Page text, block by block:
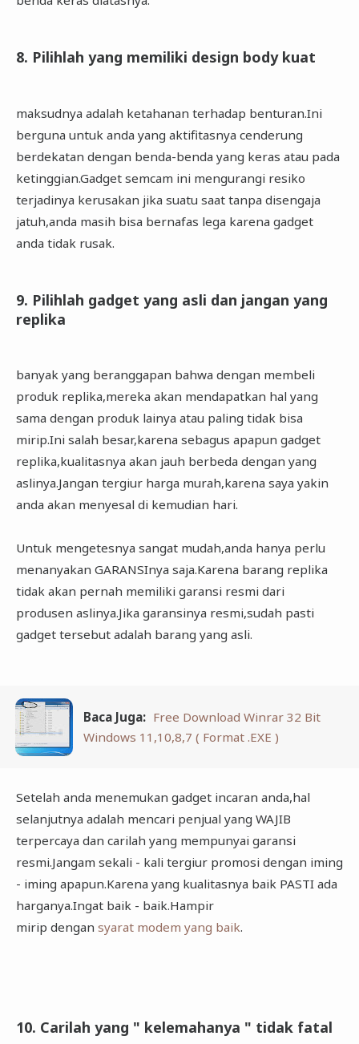
8. Pilihlah yang memiliki design body kuat
maksudnya adalah ketahanan terhadap benturan.Ini
berguna untuk anda yang aktifitasnya cenderung
berdekatan dengan benda-benda yang keras atau pada
ketinggian.Gadget semcam ini mengurangi resiko
terjadinya kerusakan jika suatu saat tanpa disengaja
jatuh,anda masih bisa bernafas lega karena gadget
anda tidak rusak.
9. Pilihlah gadget yang asli dan jangan yang
replika
banyak yang beranggapan bahwa dengan membeli
produk replika,mereka akan mendapatkan hal yang
sama dengan produk lainya atau paling tidak bisa
mirip.Ini salah besar,karena sebagus apapun gadget
replika,kualitasnya akan jauh berbeda dengan yang
aslinya.Jangan tergiur harga murah,karena saya yakin
anda akan menyesal di kemudian hari.
Untuk mengetesnya sangat mudah,anda hanya perlu
menanyakan GARANSInya saja.Karena barang replika
tidak akan pernah memiliki garansi resmi dari
produsen aslinya.Jika garansinya resmi,sudah pasti
gadget tersebut adalah barang yang asli.
Baca Juga: Free Download Winrar 32 Bit
Windows 11,10,8,7 ( Format .EXE )
Setelah anda menemukan gadget incaran anda,hal
selanjutnya adalah mencari penjual yang WAJIB
terpercaya dan carilah yang mempunyai garansi
resmi.Jangam sekali - kali tergiur promosi dengan iming
- iming apapun.Karena yang kualitasnya baik PASTI ada
harganya.Ingat baik - baik.Hampir
mirip dengan syarat modem yang baik.
10. Carilah yang " kelemahanya " tidak fatal